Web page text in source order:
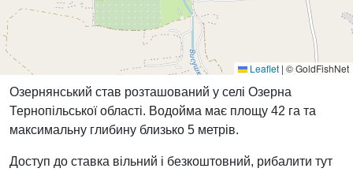
Leaflet | © GoldFishNet
Озернянський став розташований у селі Озерна
Тернопільської області. Водойма має площу 42 га та
максимальну глибину близько 5 метрів.
Доступ до ставка вільний і безкоштовний, рибалити тут